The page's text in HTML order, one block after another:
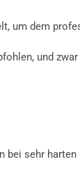
um dem
und
sehr